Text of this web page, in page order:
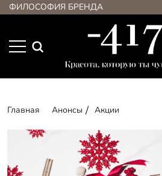
ФИЛОСОФИЯ БРЕНДА
Главная Анонсы Акции